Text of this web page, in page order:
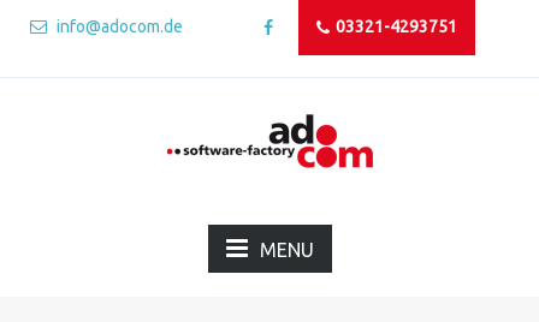
info@adocom.de 03321-4293751
MENU